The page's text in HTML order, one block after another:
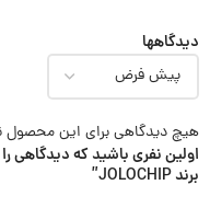
دیدگاهها
هیچ دیدگاهی برای این
اولین نفری باشید که دیدگاهی
برند JOLOCHIP”